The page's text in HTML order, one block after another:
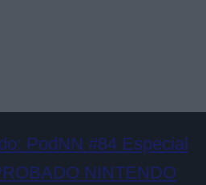
PodNN #84 Especial
NINTENDO